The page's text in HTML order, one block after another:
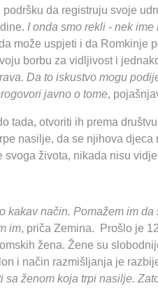
da registruju svoje
I onda smo rekli - nek
može uspjeti i da Romkinje
borbu za vidljivost i
Da to iskustvo mogu
javno o tome,
otvoriti ih prema
nasilje, da se njihova
svoga života, nikada nisu
način. Pomažem im
im, priča Zemina. Prošlo je
žena. Žene su
i način razmišljanja je
sa ženom koja trpi nasilje.